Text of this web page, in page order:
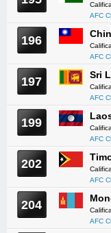
AFC
196
AFC
197 Sri
AFC
199
AFC
202
AFC
204
AFC